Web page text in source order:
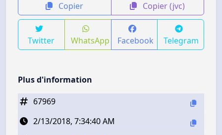
Copier Copier (jvc)
Twitter WhatsApp Facebook Telegram
Plus d'information
67969
2/13/2018, 7:34:40 AM